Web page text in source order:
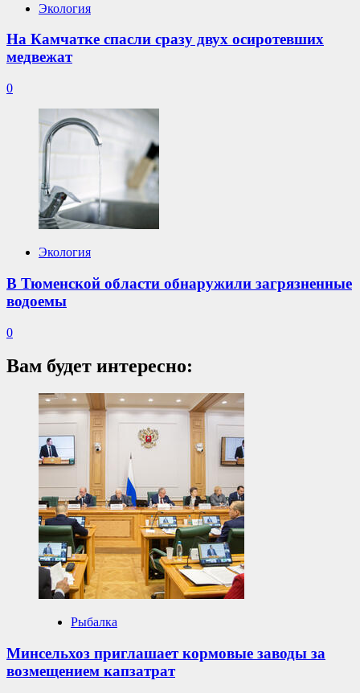
Экология
На Камчатке спасли сразу двух осиротевших
медвежат
0
Экология
В Тюменской области обнаружили загрязненные
водоемы
0
Вам будет интересно:
Рыбалка
Минсельхоз приглашает кормовые заводы за
возмещением капзатрат